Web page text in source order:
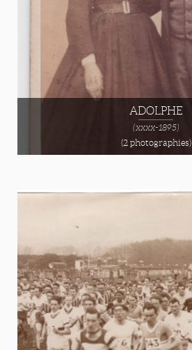
ADOLPHE
(xxxx-1895)
(2 photographies)